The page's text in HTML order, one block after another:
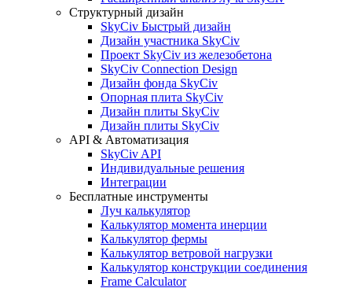
Структурный дизайн
SkyCiv Быстрый дизайн
Дизайн участника SkyCiv
Проект SkyCiv из железобетона
SkyCiv Connection Design
Дизайн фонда SkyCiv
Опорная плита SkyCiv
Дизайн плиты SkyCiv
Дизайн плиты SkyCiv
API & Автоматизация
SkyCiv API
Индивидуальные решения
Интеграции
Бесплатные инструменты
Луч калькулятор
Калькулятор момента инерции
Калькулятор фермы
Калькулятор ветровой нагрузки
Калькулятор конструкции соединения
Frame Calculator